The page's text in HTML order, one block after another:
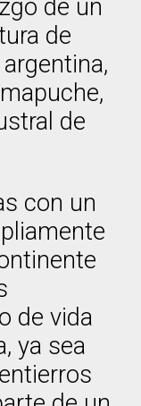
de un
de
de
con un
de vida
ya sea